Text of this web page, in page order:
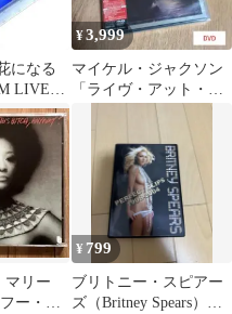
になる
LIVE
軌…
¥3,999
マイケル・ジャクソン
「ライヴ・アット・ウ
ェンブリー JULY
マリー
ー・イ
¥ 799
ブリトニー・スピアー
ズ（Britney Spears）